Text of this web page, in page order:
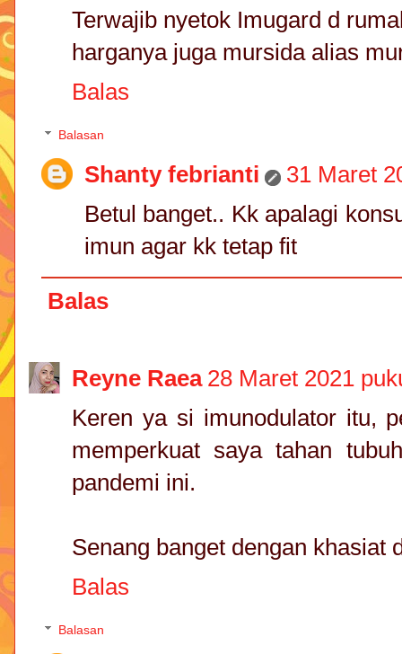
Terwajib nyetok Imugard d
harganya juga mursida alias
Balas
Balasan
Shanty febrianti
31 Maret
Betul banget.. Kk apalagi
imun agar kk tetap fit
Balas
Reyne Raea 28 Maret 2021
Keren ya si imunodulator itu,
memperkuat saya tahan
pandemi ini.
Senang banget dengan khasiat
Balas
Balasan